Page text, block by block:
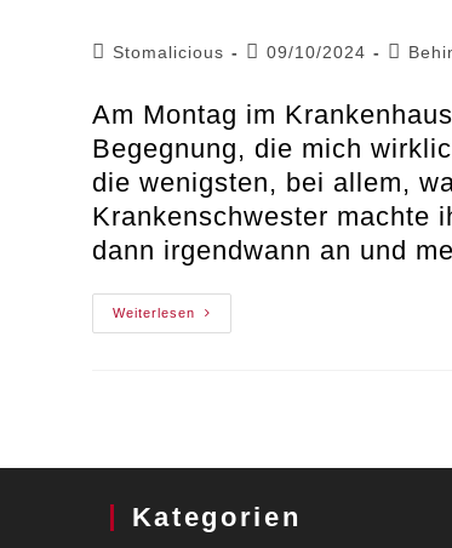
Beitrags-
Stomalicious
Beitrag
09/10/2024
Am Montag im
Begegnung, die mich
die wenigsten, bei allem,
Krankenschwester machte
dann irgendwann an und
WeiterlesenAbleismus
Im
Kategorien